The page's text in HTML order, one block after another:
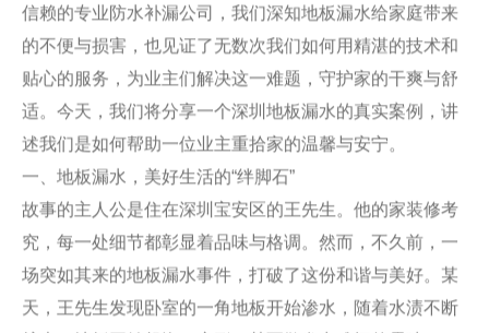
信赖的专业防水补漏公司，我们深知地板漏水给家庭带来
的不便与损害，也见证了无数次我们如何用精湛的技术和
贴心的服务，为业主们解决这一难题，守护家的干爽与舒
适。今天，我们将分享一个深圳地板漏水的真实案例，讲
述我们是如何帮助一位业主重拾家的温馨与安宁。
一、地板漏水，美好生活的“绊脚石”
故事的主人公是住在深圳宝安区的王先生。他的家装修考
究，每一处细节都彰显着品味与格调。然而，不久前，一
场突如其来的地板漏水事件，打破了这份和谐与美好。某
天，王先生发现卧室的一角地板开始渗水，随着水渍不断